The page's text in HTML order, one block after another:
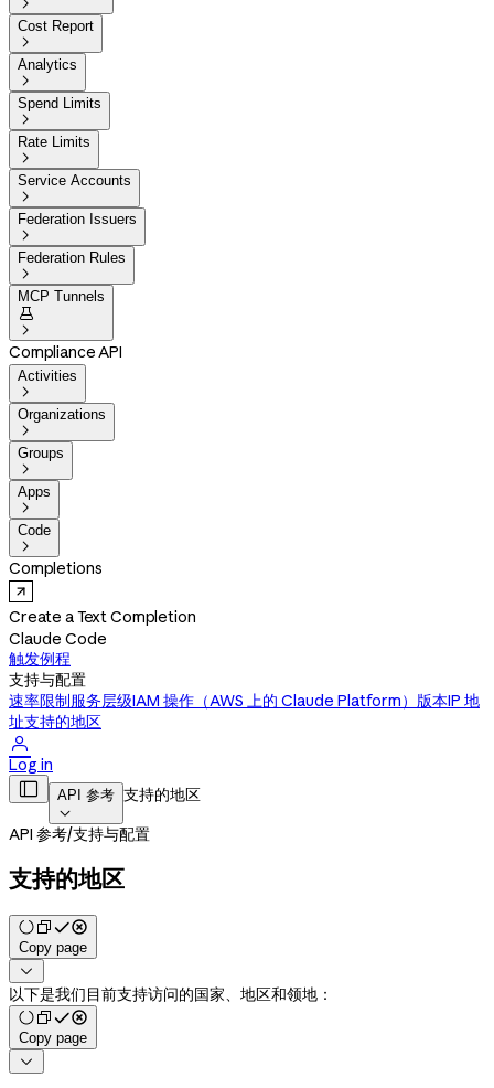

Cost Report

Analytics

Spend Limits

Rate Limits

Service Accounts

Federation Issuers

Federation Rules

MCP Tunnels


Compliance API
Activities

Organizations

Groups

Apps

Code

Completions
Create a Text Completion
Claude Code
触发例程
支持与配置
速率限制服务层级IAM 操作（AWS 上的 Claude Platform） 版本IP 地
址支持的地区

Log in
 API 参考

支持的地区
API 参考/支持与配置
支持的地区
Copy page

以下是我们目前支持访问的国家、地区和领地：
Copy page
